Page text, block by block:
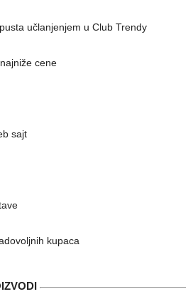
učlanjenjem u Club Trendy
cene
sajt
kupaca